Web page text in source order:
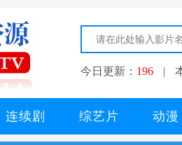
今日更新： 196 |
连续剧 综艺片 动漫